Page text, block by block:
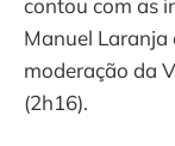
contou com as
Manuel Laranja
moderação da
(2h16).